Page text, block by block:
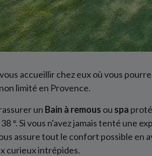
accueillir chez eux où vous
limité en Provence.
un Bain à remous ou spa
°. Si vous n'avez jamais tenté une
assure tout le confort possible en
curieux intrépides.